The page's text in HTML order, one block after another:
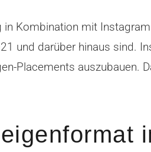
in Kombination mit
und darüber hinaus sind.
Placements auszubauen.